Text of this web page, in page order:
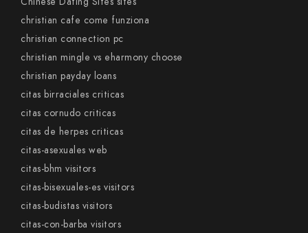
christian cafe come funziona
christian connection pc
christian mingle vs eharmony choose
christian payday loans
citas birraciales criticas
citas cornudo criticas
citas de herpes criticas
citas-asexuales web
citas-bhm visitors
citas-bisexuales-es visitors
citas-budistas visitors
citas-con-barba visitors